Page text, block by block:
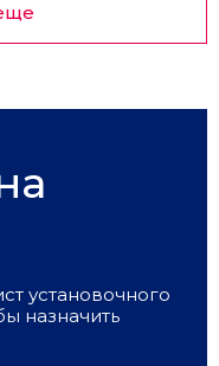
установочного
назначить